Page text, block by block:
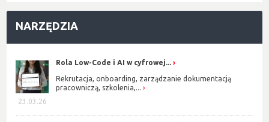
NARZĘDZIA
23.03.26
Rola Low-Code i AI w cyfrowej...
Rekrutacja, onboarding, zarządzanie dokumentacją
pracowniczą, szkolenia,...